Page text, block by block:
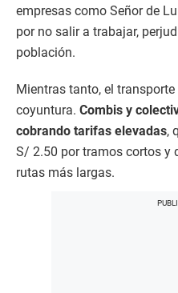
empresas como Señor de
por no salir a trabajar,
población.
Mientras tanto, el
coyuntura. Combis y
cobrando tarifas elevadas,
S/ 2.50 por tramos cortos y
rutas más largas.